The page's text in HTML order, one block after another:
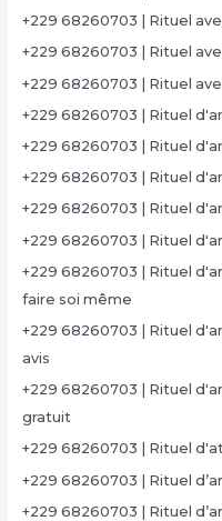
+229 68260703 | Rituel
+229 68260703 | Rituel
+229 68260703 | Rituel
+229 68260703 | Rituel
+229 68260703 | Rituel
+229 68260703 | Rituel
+229 68260703 | Rituel
+229 68260703 | Rituel
+229 68260703 | Rituel
faire soi même
+229 68260703 | Rituel
avis
+229 68260703 | Rituel
gratuit
+229 68260703 | Rituel
+229 68260703 | Rituel
+229 68260703 | Rituel